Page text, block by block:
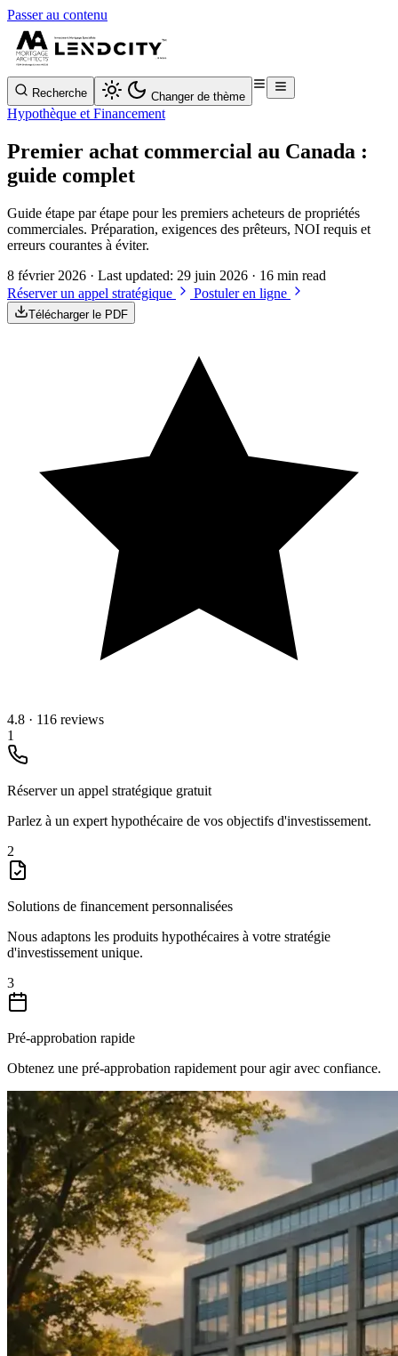
Passer au contenu
Recherche Changer de thème
Hypothèque et Financement
Premier achat commercial au Canada :
guide complet
Guide étape par étape pour les premiers acheteurs de propriétés
commerciales. Préparation, exigences des prêteurs, NOI requis et
erreurs courantes à éviter.
8 février 2026 · Last updated: 29 juin 2026 · 16 min read
Réserver un appel stratégique
Postuler en ligne
Télécharger le PDF
4.8 · 116 reviews
1
Réserver un appel stratégique gratuit
Parlez à un expert hypothécaire de vos objectifs d'investissement.
2
Solutions de financement personnalisées
Nous adaptons les produits hypothécaires à votre stratégie
d'investissement unique.
3
Pré-approbation rapide
Obtenez une pré-approbation rapidement pour agir avec confiance.